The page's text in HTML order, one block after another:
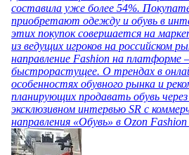
составила уже более 54%.
приобретают одежду и обувь в
этих покупок совершается на
из ведущих игроков на российском
направление Fashion на платформе
быстрорастущее. О трендах в
особенностях обувного рынка и
планирующих продавать обувь
эксклюзивном интервью SR с
направления «Обувь» в Ozon